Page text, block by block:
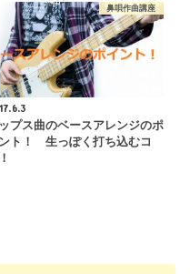
鼻唄作曲講座
プス曲のベースアレンジのポ
ト！ 生っぽく打ち込むコ